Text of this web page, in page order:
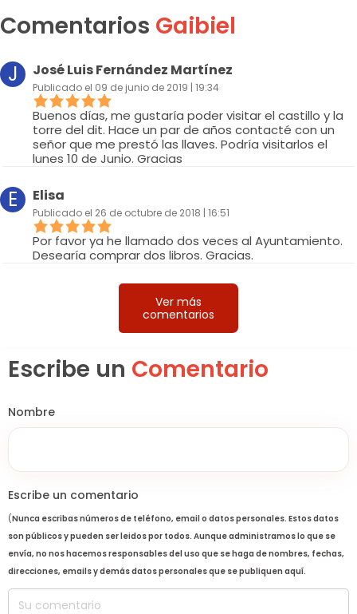
Comentarios Gaibiel
J José Luis Fernández Martínez
Publicado el 09 de junio de 2019 | 19:34
Buenos días, me gustaría poder visitar el castillo y la
torre del dit. Hace un par de años contacté con un
señor que me prestó las llaves. Podría visitarlos el
lunes 10 de Junio. Gracias
E Elisa
Publicado el 26 de octubre de 2018 | 16:51
Por favor ya he llamado dos veces al Ayuntamiento.
Desearía comprar dos libros. Gracias.
Ver más
comentarios
Escribe un Comentario
Nombre
Escribe un comentario
(Nunca escribas números de teléfono, email o datos personales. Estos datos
son públicos y pueden ser leidos por todos. Aunque administramos lo que se
envía, no nos hacemos responsables del uso que se haga de nombres, fechas,
direcciones, emails y demás datos personales que se publiquen aquí.